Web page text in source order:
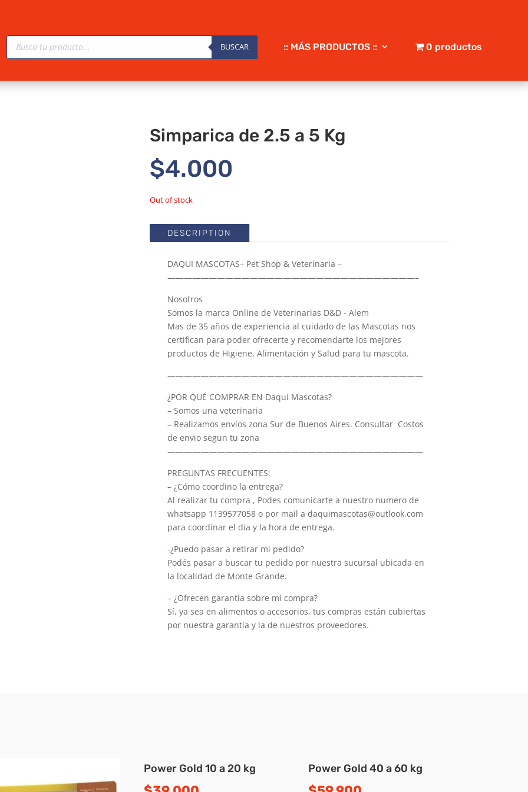
Búsqueda
productos
BUSCAR :: MÁS PRODUCTOS :: 0 productos
Simparica de 2.5 a 5 Kg
$4.000
Out of stock
DESCRIPTION
DAQUI MASCOTAS– Pet Shop & Veterinaria –
——————————————————————————————–
Nosotros
Somos la marca Online de Veterinarias D&D - Alem
Mas de 35 años de experiencia al cuidado de las Mascotas nos
certifican para poder ofrecerte y recomendarte los mejores
productos de Higiene, Alimentación y Salud para tu mascota.
———————————————————————————————
¿POR QUÉ COMPRAR EN Daqui Mascotas?
– Somos una veterinaria
– Realizamos envíos zona Sur de Buenos Aires. Consultar Costos
de envio segun tu zona
———————————————————————————————
PREGUNTAS FRECUENTES:
– ¿Cómo coordino la entrega?
Al realizar tu compra , Podes comunicarte a nuestro numero de
whatsapp 1139577058 o por mail a daquimascotas@outlook.com
para coordinar el dia y la hora de entrega.
-¿Puedo pasar a retirar mi pedido?
Podés pasar a buscar tu pedido por nuestra sucursal ubicada en
la localidad de Monte Grande.
– ¿Ofrecen garantía sobre mi compra?
Sí, ya sea en alimentos o accesorios, tus compras están cubiertas
por nuestra garantía y la de nuestros proveedores.
Power Gold 10 a 20 kg Power Gold 40 a 60 kg